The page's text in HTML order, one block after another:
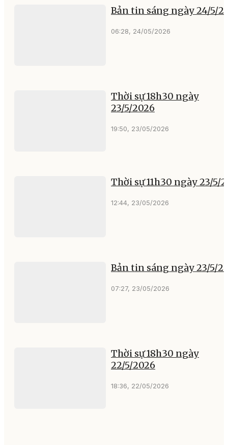
Bản tin sáng ngày 24/5/
06:28, 24/05/2026
Thời sự 18h30 ngày
23/5/2026
19:50, 23/05/2026
Thời sự 11h30 ngày 23/5/
12:44, 23/05/2026
Bản tin sáng ngày 23/5/
07:27, 23/05/2026
Thời sự 18h30 ngày
22/5/2026
18:36, 22/05/2026